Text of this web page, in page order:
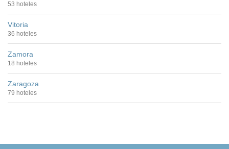
53 hoteles
Vitoria
36 hoteles
Zamora
18 hoteles
Zaragoza
79 hoteles